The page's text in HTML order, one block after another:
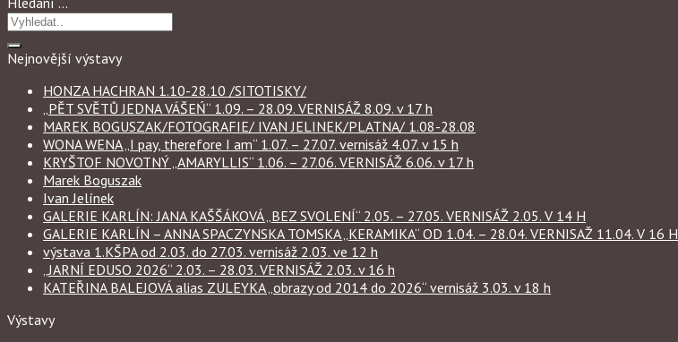
Nejnovější výstavy
HONZA HACHRAN 1.10-28.10 /SITOTISKY/
„PĚT SVĚTŮ JEDNA VÁŠEŃ“ 1.09. – 28.09. VERNISÁŽ 8.09. v 17 h
MAREK BOGUSZAK/FOTOGRAFIE/ IVAN JELINEK/PLATNA/ 1.08-28.08
WONA WENA „I pay, therefore I am“ 1.07. – 27.07. vernisáž 4.07. v 15 h
KRYŠTOF NOVOTNÝ „AMARYLLIS“ 1.06. – 27.06. VERNISÁŽ 6.06. v 17 h
Marek Boguszak
Ivan Jelínek
GALERIE KARLÍN: JANA KAŠŠÁKOVÁ „BEZ SVOLENÍ“ 2.05. – 27.05. VERNISÁŽ 2.05. V 14 H
GALERIE KARLÍN – ANNA SPACZYNSKA TOMSKA „KERAMIKA“ OD 1.04. – 28.04. VERNISAŽ 11.04. V 16 H
výstava 1.KŠPA od 2.03. do 27.03. vernisáž 2.03. ve 12 h
„JARNÍ EDUSO 2026“ 2.03. – 28.03. VERNISÁŽ 2.03. v 16 h
KATEŘINA BALEJOVÁ alias ZULEYKA „obrazy od 2014 do 2026“ vernisáž 3.03. v 18 h
Výstavy